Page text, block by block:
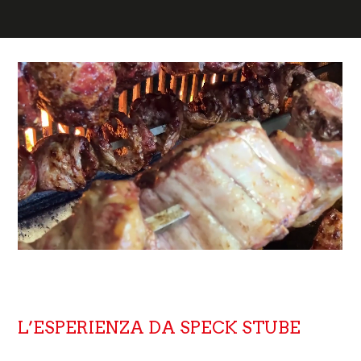
L’ESPERIENZA DA SPECK STUBE